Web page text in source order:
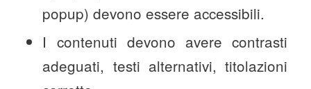
popup) devono essere accessibili.
I contenuti devono avere contrasti
adeguati, testi alternativi, titolazioni